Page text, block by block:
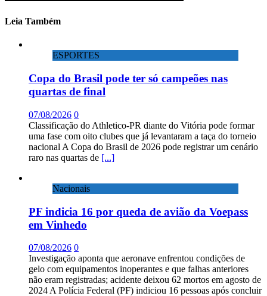
Leia Também
ESPORTES
Copa do Brasil pode ter só campeões nas
quartas de final
07/08/2026 0
Classificação do Athletico-PR diante do Vitória pode formar
uma fase com oito clubes que já levantaram a taça do torneio
nacional A Copa do Brasil de 2026 pode registrar um cenário
raro nas quartas de [...]
Nacionais
PF indicia 16 por queda de avião da Voepass
em Vinhedo
07/08/2026 0
Investigação aponta que aeronave enfrentou condições de
gelo com equipamentos inoperantes e que falhas anteriores
não eram registradas; acidente deixou 62 mortos em agosto de
2024 A Polícia Federal (PF) indiciou 16 pessoas após concluir